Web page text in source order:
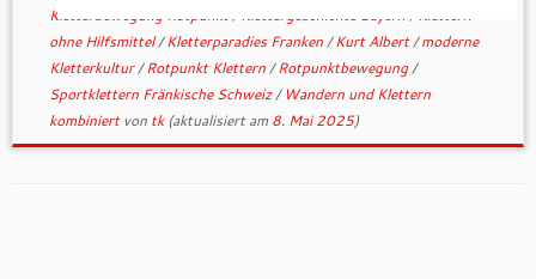
Kletterbewegung Rotpunkt/ Klettergeschichte Bayern / Klettern
ohne Hilfsmittel/Kletterparadies Franken/Kurt Albert/moderne
Kletterkultur/Rotpunkt Klettern/Rotpunktbewegung/
Sportklettern Fränkische Schweiz/ Wandern und Klettern
kombiniert von tk(aktualisiert am 8. Mai 2025)